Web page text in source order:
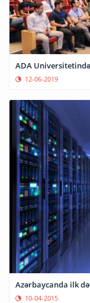
ADA
12-06-2019
Azərbaycanda ilk
10-04-2015